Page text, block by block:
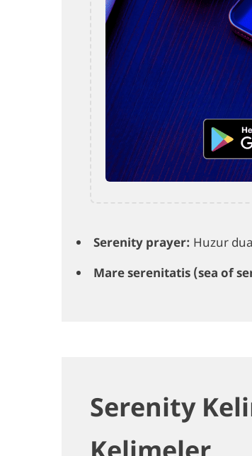
Serenity prayer: Huzur
Mare serenitatis (sea of
Serenity